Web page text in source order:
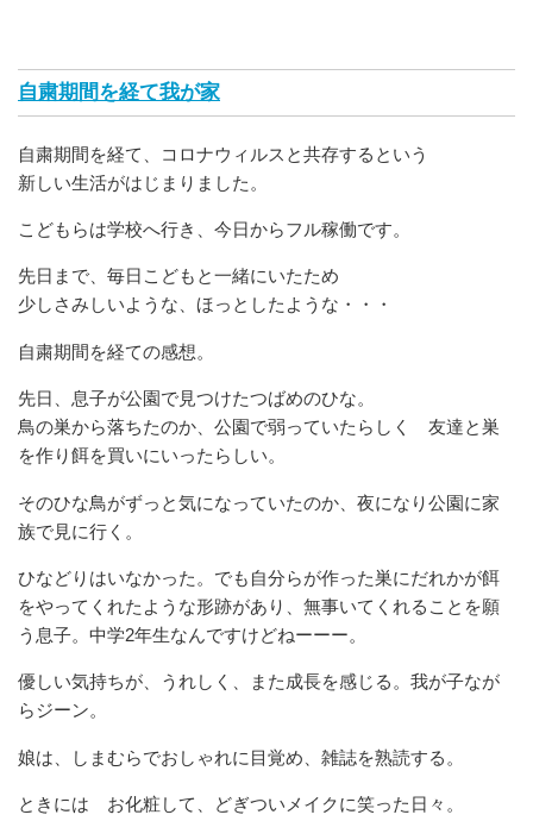
自粛期間を経て我が家
自粛期間を経て、コロナウィルスと共存するという
新しい生活がはじまりました。
こどもらは学校へ行き、今日からフル稼働です。
先日まで、毎日こどもと一緒にいたため
少しさみしいような、ほっとしたような・・・
自粛期間を経ての感想。
先日、息子が公園で見つけたつばめのひな。
鳥の巣から落ちたのか、公園で弱っていたらしく 友達と巣
を作り餌を買いにいったらしい。
そのひな鳥がずっと気になっていたのか、夜になり公園に家
族で見に行く。
ひなどりはいなかった。でも自分らが作った巣にだれかが餌
をやってくれたような形跡があり、無事いてくれることを願
う息子。中学2年生なんですけどねーーー。
優しい気持ちが、うれしく、また成長を感じる。我が子なが
らジーン。
娘は、しまむらでおしゃれに目覚め、雑誌を熟読する。
ときには お化粧して、どぎついメイクに笑った日々。